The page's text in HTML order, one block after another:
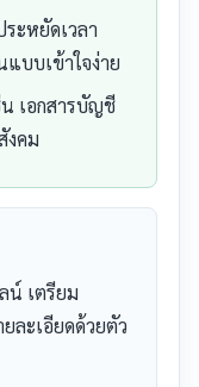
ะหยัดเวลา
บบเข้าใจง่าย
เอกสารบัญชี
งคม
น์ เตรียม
ละเอียดด้วยตัว